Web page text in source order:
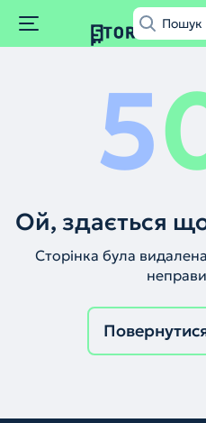
5
Ой, здається
Сторінка була